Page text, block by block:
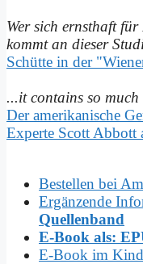
Wer sich ernsthaft
kommt an dieser
Schütte in der
...it contains so
Der amerikanische
Experte Scott Abbott
Bestellen bei
Ergänzende
Quellenband
E-Book als:
E-Book im